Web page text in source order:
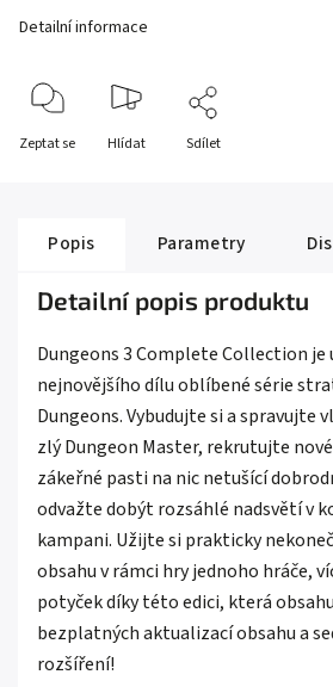
Detailní informace
Zeptat se Hlídat Sdílet
Popis Parametry
Detailní popis produktu
Dungeons 3 Complete Collection
nejnovějšího dílu oblíbené série
Dungeons. Vybudujte si a spravujte
zlý Dungeon Master, rekrutujte
zákeřné pasti na nic netušící
odvažte dobýt rozsáhlé nadsvětí v
kampani. Užijte si prakticky
obsahu v rámci hry jednoho hráče,
potyček díky této edici, která
bezplatných aktualizací obsahu a
rozšíření!